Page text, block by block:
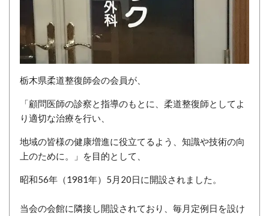
栃木県柔道整復師会の会員が、
「顧問医師の診察と指導のもとに、柔道整復師としてよ
り適切な治療を行い、
地域の皆様の健康増進に役立てるよう、知識や技術の向
上のために。」を目的として、
昭和56年（1981年）5月20日に開設されました。
当会の会館に隣接し開設されており、毎月定例日を設け